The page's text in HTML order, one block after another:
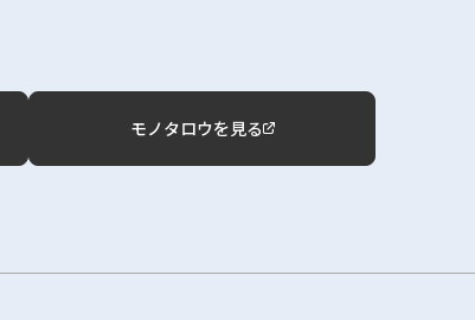
モノタロウを見る